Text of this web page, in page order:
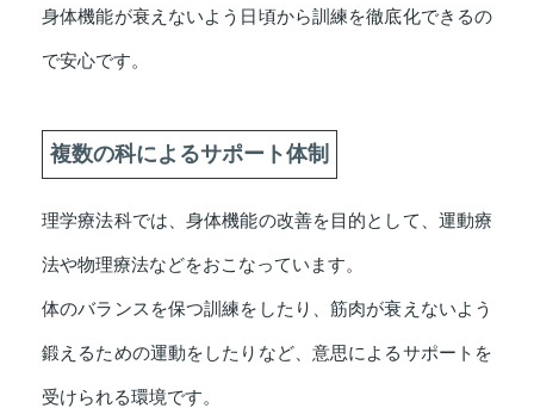
身体機能が衰えないよう日頃から訓練を徹底化できるの
で安心です。
複数の科によるサポート体制
理学療法科では、身体機能の改善を目的として、運動療
法や物理療法などをおこなっています。
体のバランスを保つ訓練をしたり、筋肉が衰えないよう
鍛えるための運動をしたりなど、意思によるサポートを
受けられる環境です。